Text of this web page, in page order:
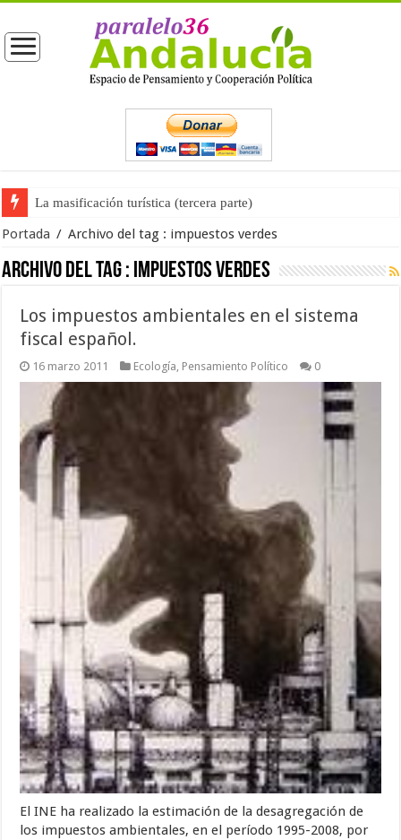
La masificación turística (tercera parte)
Portada / Archivo del tag : impuestos verdes
Archivo del tag : impuestos verdes
Los impuestos ambientales en el sistema
fiscal español.
16 marzo 2011 Ecología, Pensamiento Político 0
El INE ha realizado la estimación de la desagregación de
los impuestos ambientales, en el período 1995-2008, por